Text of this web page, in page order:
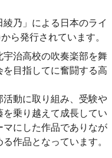
綾乃」による日本のライ
ら発行されています。
治高校の吹奏楽部を舞
目指してに奮闘する高
動に取り組み、受験や
乗り越えて成長してい
マにした作品でありなが
作品となっています。